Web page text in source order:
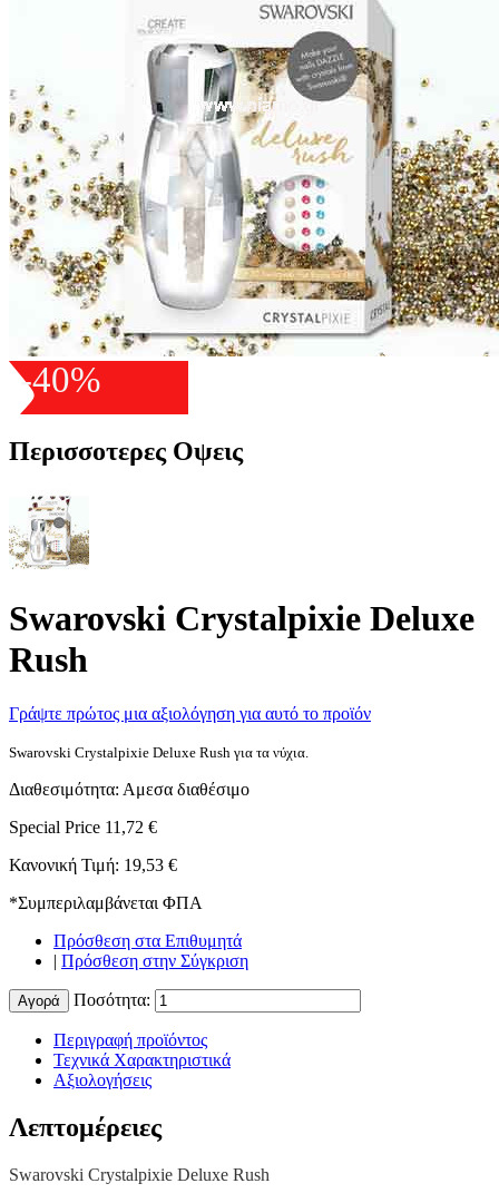
-40%
Περισσοτερες Οψεις
Swarovski Crystalpixie Deluxe
Rush
Γράψτε πρώτος μια αξιολόγηση για αυτό το προϊόν
Swarovski Crystalpixie Deluxe Rush για τα νύχια.
Διαθεσιμότητα: Αμεσα διαθέσιμο
Special Price 11,72 €
Κανονική Τιμή: 19,53 €
*Συμπεριλαμβάνεται ΦΠΑ
Πρόσθεση στα Επιθυμητά
| Πρόσθεση στην Σύγκριση
Αγορά Ποσότητα:
Περιγραφή προϊόντος
Τεχνικά Χαρακτηριστικά
Αξιολογήσεις
Λεπτομέρειες
Swarovski Crystalpixie Deluxe Rush